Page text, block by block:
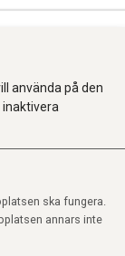
använda på den
ska fungera.
annars inte